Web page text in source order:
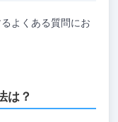
よくある質問にお
は？